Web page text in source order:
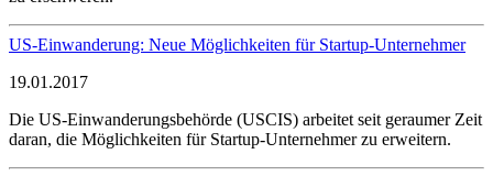
US-Einwanderung: Neue Möglichkeiten für Startup-Unternehmer
19.01.2017
Die US-Einwanderungsbehörde (USCIS) arbeitet seit geraumer Zeit
daran, die Möglichkeiten für Startup-Unternehmer zu erweitern.